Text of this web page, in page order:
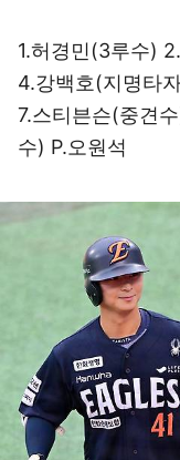
1.허경민(3루수)
4.강백호(지명타
7.스티븐슨(중견
수) P.오원석